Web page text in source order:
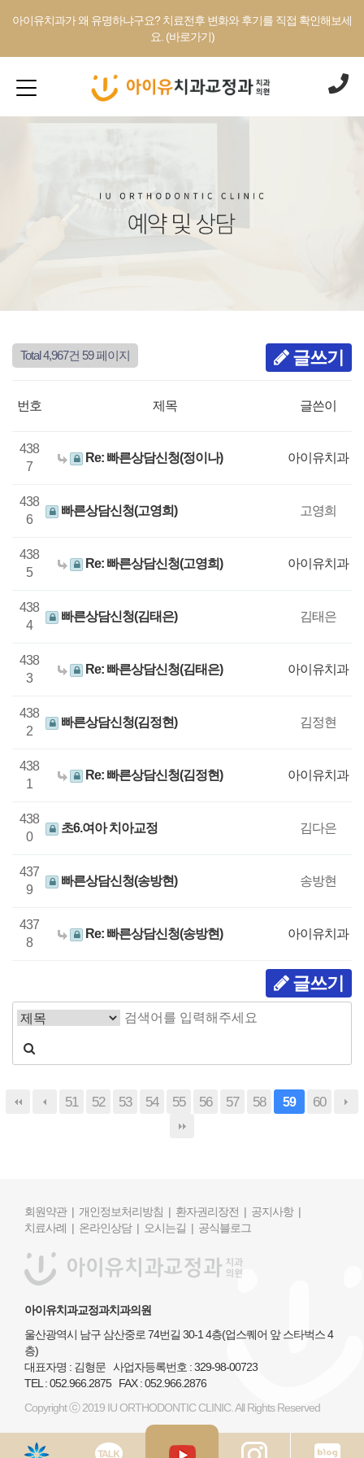
아이유치과가 왜 유명하냐구요? 치료전후 변화와 후기를 직접 확인해보세
요. (바로가기)
Total 4,967건 59 페이지 글쓰기
번호 제목 글쓴이
438
7
Re: 빠른상담신청(정이나) 아이유치과
438
6
빠른상담신청(고영희) 고영희
438
5
Re: 빠른상담신청(고영희) 아이유치과
438
4
빠른상담신청(김태은) 김태은
438
3
Re: 빠른상담신청(김태은) 아이유치과
438
2
빠른상담신청(김정현) 김정현
438
1
Re: 빠른상담신청(김정현) 아이유치과
438
0
초6.여아 치아교정 김다은
437
9
빠른상담신청(송방현) 송방현
437
8
Re: 빠른상담신청(송방현) 아이유치과
글쓰기
51 52 53 54 55 56 57 58 59 60
회원약관 | 개인정보처리방침 | 환자권리장전 | 공지사항 |
치료사례 | 온라인상담 | 오시는길 | 공식블로그
아이유치과교정과치과의원
울산광역시 남구 삼산중로 74번길 30-1 4층(업스퀘어 앞 스타벅스 4
층)
대표자명 : 김형문 사업자등록번호 : 329-98-00723
TEL : 052.966.2875 FAX : 052.966.2876
Copyright ⓒ 2019 IU ORTHODONTIC CLINIC. All Rights Reserved